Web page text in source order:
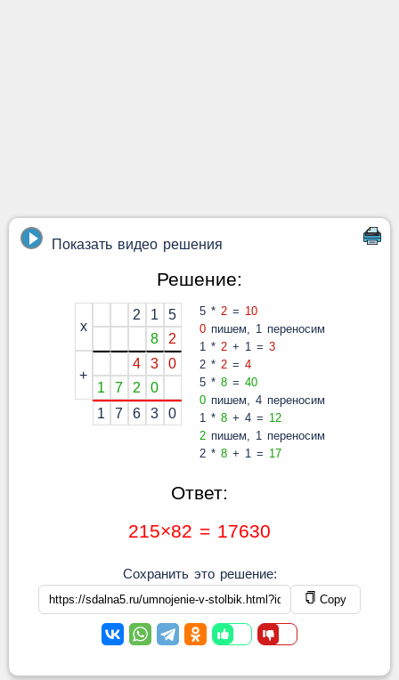
Показать видео решения
Решение:
x
2 1
5
8
2
+
4 3
0
1
7 2
0
1
7 6 3 0
5 * 2= 10
0пишем, 1 переносим
1 * 2+ 1 = 3
2 * 2= 4
5 * 8= 40
0пишем, 4 переносим
1 * 8+ 4 = 12
2пишем, 1 переносим
2 * 8+ 1 = 17
Ответ:
215×82 = 17630
Сохранить это решение:
Copy